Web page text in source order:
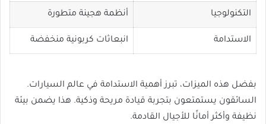
التكنولوجيا أنظمة هجينة متطورة
الاستدامة انبعاثات كربونية منخفضة
بفضل هذه الميزات، تبرز أهمية الاستدامة في عالم السيارات.
السائقون يستمتعون بتجربة قيادة مريحة وذكية. هذا يضمن بيئة
نظيفة وأكثر أمانًا للأجيال القادمة.